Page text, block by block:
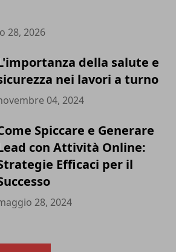
28, 2026
della salute e
nei lavori a turno
04, 2024
Spiccare e Generare
con Attività Online:
Efficaci per il
28, 2024